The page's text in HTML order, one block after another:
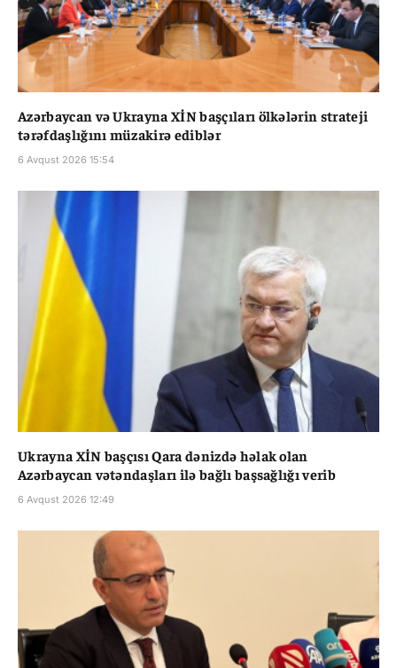
Azərbaycan və Ukrayna XİN başçıları ölkələrin strateji
tərəfdaşlığını müzakirə ediblər
6 Avqust 2026 15:54
Ukrayna XİN başçısı Qara dənizdə həlak olan
Azərbaycan vətəndaşları ilə bağlı başsağlığı verib
6 Avqust 2026 12:49